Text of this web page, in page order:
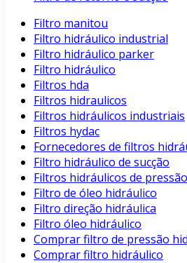
Filtro manitou
Filtro hidráulico industrial
Filtro hidráulico parker
Filtro hidráulico
Filtros hda
Filtros hidraulicos
Filtros hidráulicos industriais
Filtros hydac
Fornecedores de filtros
Filtro hidráulico de sucção
Filtros hidráulicos de pressão
Filtro de óleo hidráulico
Filtro direção hidráulica
Filtro óleo hidráulico
Comprar filtro de pressão
Comprar filtro hidráulico